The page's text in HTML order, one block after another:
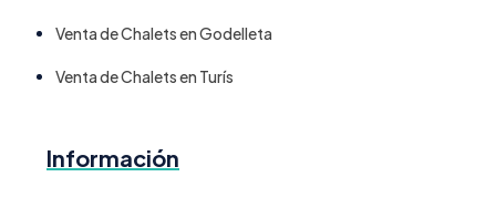
Venta de Chalets en Godelleta
Venta de Chalets en Turís
Información